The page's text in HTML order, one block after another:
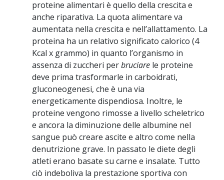
proteine alimentari è quello della crescita e
anche riparativa. La quota alimentare va
aumentata nella crescita e nell’allattamento. La
proteina ha un relativo significato calorico (4
Kcal x grammo) in quanto l’organismo in
assenza di zuccheri perbruciare le proteine
deve prima trasformarle in carboidrati,
gluconeogenesi, che è una via
energeticamente dispendiosa. Inoltre, le
proteine vengono rimosse a livello scheletrico
e ancora la diminuzione delle albumine nel
sangue può creare ascite e altro come nella
denutrizione grave. In passato le diete degli
atleti erano basate su carne e insalate. Tutto
ciò indeboliva la prestazione sportiva con